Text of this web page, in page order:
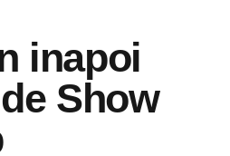
inapoi
Show